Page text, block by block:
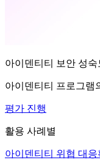
아이덴티티 보안 성숙
아이덴티티 프로그램
평가 진행
활용 사례별
아이덴티티 위협 대응